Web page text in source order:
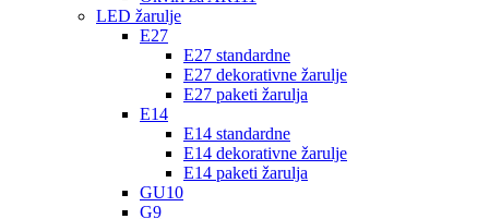
LED žarulje
E27
E27 standardne
E27 dekorativne žarulje
E27 paketi žarulja
E14
E14 standardne
E14 dekorativne žarulje
E14 paketi žarulja
GU10
G9